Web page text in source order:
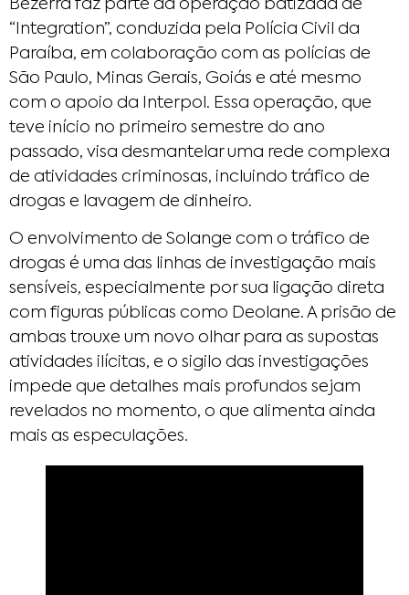
Bezerra faz parte da operação batizada de
“Integration”, conduzida pela Polícia Civil da
Paraíba, em colaboração com as polícias de
São Paulo, Minas Gerais, Goiás e até mesmo
com o apoio da Interpol. Essa operação, que
teve início no primeiro semestre do ano
passado, visa desmantelar uma rede complexa
de atividades criminosas, incluindo tráfico de
drogas e lavagem de dinheiro.
O envolvimento de Solange com o tráfico de
drogas é uma das linhas de investigação mais
sensíveis, especialmente por sua ligação direta
com figuras públicas como Deolane. A prisão de
ambas trouxe um novo olhar para as supostas
atividades ilícitas, e o sigilo das investigações
impede que detalhes mais profundos sejam
revelados no momento, o que alimenta ainda
mais as especulações.